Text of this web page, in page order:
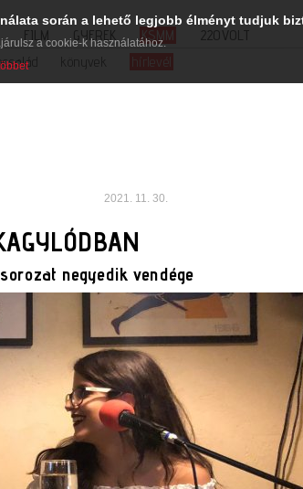
FILM GYEREK KSMM
220VOLT
könyvek hírlevél
2021. 11. 30.
negyedik vendége
során a lehető legjobb élményt tudjuk
a cookie-k használatához.